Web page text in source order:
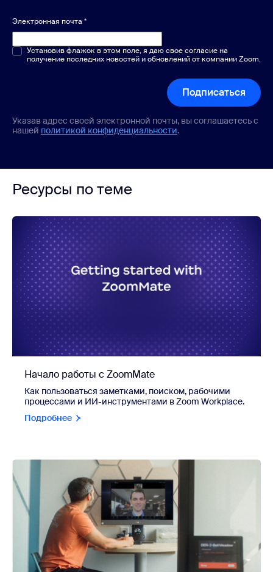
Электронная почта *
Один или несколько вариантов*
Установив флажок в этом поле, я даю свое согласие на
получение последних новостей и обновлений от компании Zoom.
Подписаться
Указав адрес своей электронной почты, вы соглашаетесь с
нашей политикой конфиденциальности.
Ресурсы по теме
Начало работы с ZoomMate
Как пользоваться заметками, поиском, рабочими
процессами и ИИ-инструментами в Zoom Workplace.
Подробнее